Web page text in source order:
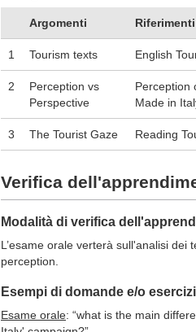
Argomenti
1 Tourism texts English
2
Perception vs
Perspective
Perception
Made in
3 The Tourist Gaze Reading
Verifica
Modalità di verifica
L’esame orale verterà sull'analisi
perception.
Esempi di domande e/o
Esame orale: “what is the main